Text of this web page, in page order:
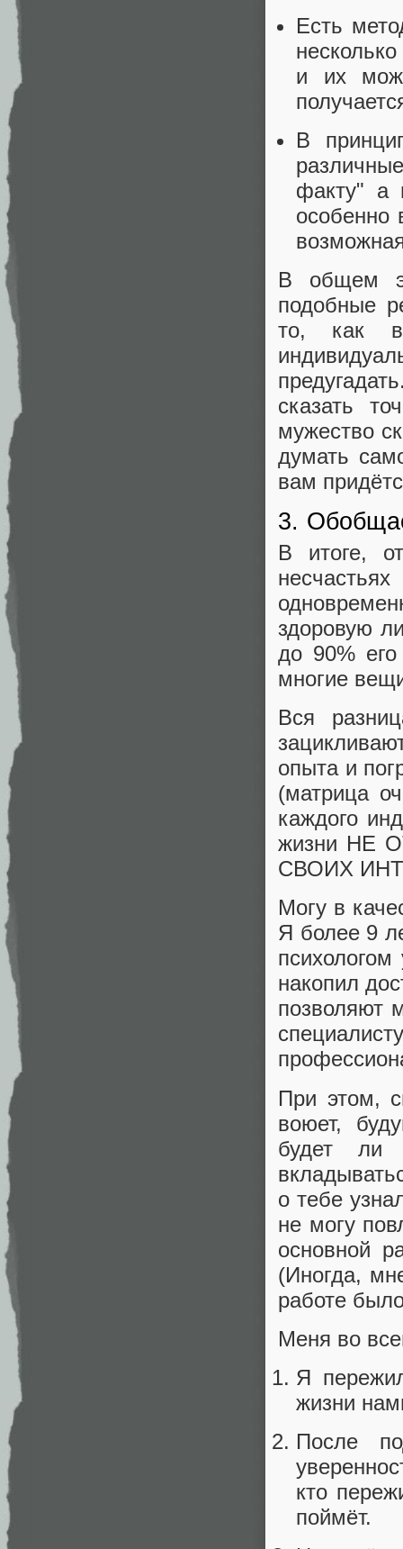
Есть
и их
В
факту" а
особенно
В общем
подобные
то, как
сказать
мужество
думать
вам
3.
В итоге,
здоровую
до 90%
многие
Вся
опыта и
(матрица
каждого
жизни НЕ
СВОИХ
Могу в
Я более 9
накопил
позволяют
При этом,
воюет,
будет ли
о тебе
не могу
основной
(Иногда,
работе
Меня во
Я
жизни
После
кто
поймёт.